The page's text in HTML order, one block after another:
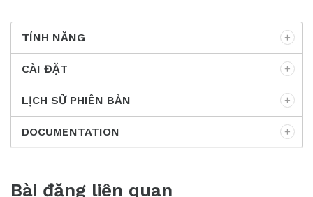
TÍNH NĂNG
CÀI ĐẶT
LỊCH SỬ PHIÊN BẢN
DOCUMENTATION
Bài đăng liên quan